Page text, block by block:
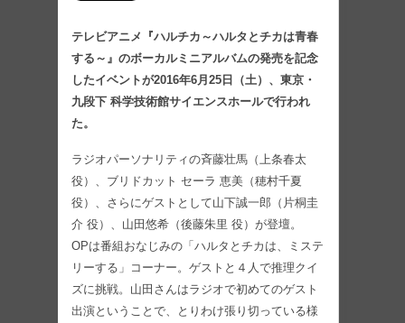
テレビアニメ『ハルチカ～ハルタとチカは青春
する～』のボーカルミニアルバムの発売を記念
したイベントが2016年6月25日（土）、東京・
九段下 科学技術館サイエンスホールで行われ
た。
ラジオパーソナリティの斉藤壮馬（上条春太
役）、ブリドカット セーラ 恵美（穂村千夏
役）、さらにゲストとして山下誠一郎（片桐圭
介 役）、山田悠希（後藤朱里 役）が登壇。
OPは番組おなじみの「ハルタとチカは、ミステ
リーする」コーナー。ゲストと４人で推理クイ
ズに挑戦。山田さんはラジオで初めてのゲスト
出演ということで、とりわけ張り切っている様